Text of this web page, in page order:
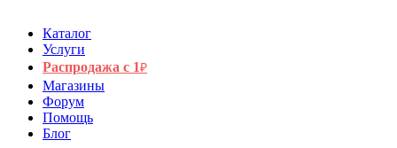
Каталог
Услуги
Распродажа с 1₽
Магазины
Форум
Помощь
Блог